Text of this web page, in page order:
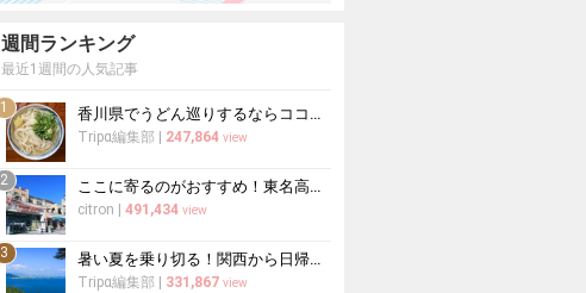
週間ランキング
最近1週間の人気記事
1 香川県でうどん巡りするならココ！本場の讃岐うどんの名店
Tripα編集部 247,864 view
2 ここに寄るのがおすすめ！東名高速道路・新東名高速道路の充実のSA・PA10選
citron 491,434 view
3 暑い夏を乗り切る！関西から日帰りや1泊2日におすすめの避暑地10選
Tripα編集部 331,867 view